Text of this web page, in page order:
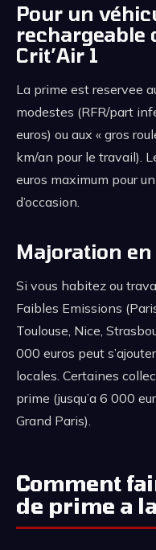
Pour un
rechargeable
Crit’Air 1
La prime est reservee
modestes (RFR/part
euros) ou aux « gros
km/an pour le travail).
euros maximum pour
d’occasion.
Majoration en
Si vous habitez ou
Faibles Emissions
Toulouse, Nice,
000 euros peut
locales. Certaines
prime (jusqu’a 6 000
Grand Paris).
Comment
de prime a